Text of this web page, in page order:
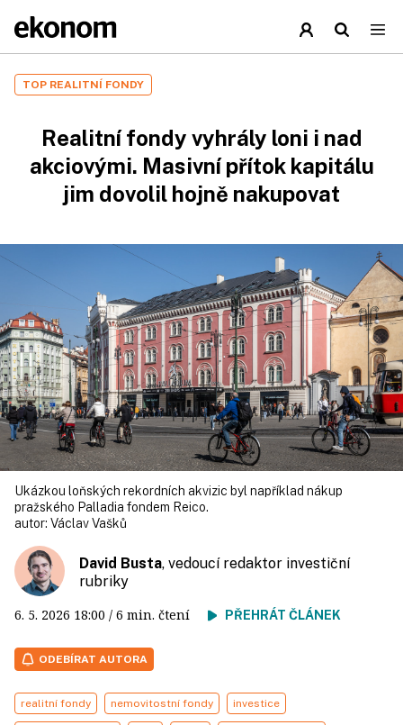
TOP REALITNÍ FONDY
Realitní fondy vyhrály loni i nad
akciovými. Masivní přítok kapitálu
jim dovolil hojně nakupovat
Ukázkou loňských rekordních akvizic byl například nákup
pražského Palladia fondem Reico.
autor: Václav Vašků
David Busta, vedoucí redaktor investiční
rubriky
6. 5. 2026 18:00 / 6 min. čtení PŘEHRÁT ČLÁNEK
ODEBÍRAT AUTORA
realitní fondy nemovitostní fondy investice